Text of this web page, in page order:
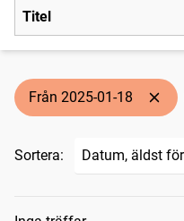
Titel
Från 2025-01-18
Sortera: